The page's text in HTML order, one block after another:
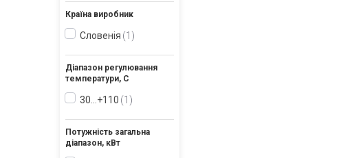
Країна виробник
Словенія 1
Діапазон регулювання
температури, С
30…+110 1
Потужність загальна
діапазон, кВт